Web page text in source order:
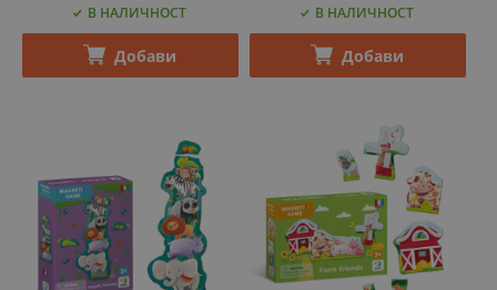
В НАЛИЧНОСТ
Добави
В НАЛИЧНОСТ
Добави